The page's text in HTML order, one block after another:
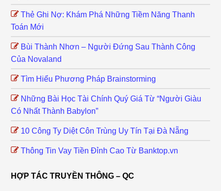
Thẻ Ghi Nợ: Khám Phá Những Tiềm Năng Thanh
Toán Mới
Bùi Thành Nhơn – Người Đứng Sau Thành Công
Của Novaland
Tìm Hiểu Phương Pháp Brainstorming
Những Bài Học Tài Chính Quý Giá Từ “Người Giàu
Có Nhất Thành Babylon”
10 Công Ty Diệt Côn Trùng Uy Tín Tại Đà Nẵng
Thông Tin Vay Tiền Đỉnh Cao Từ Banktop.vn
HỢP TÁC TRUYỀN THÔNG – QC